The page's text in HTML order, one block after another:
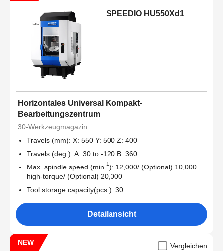
SPEEDIO HU550Xd1
Horizontales Universal Kompakt-
Bearbeitungszentrum
30-Werkzeugmagazin
Travels (mm): X: 550 Y: 500 Z: 400
Travels (deg.): A: 30 to -120 B: 360
Max. spindle speed (min-1 ): 12,000/ (Optional) 10,000
high-torque/ (Optional) 20,000
Tool storage capacity(pcs.): 30
Detailansicht
NEW Vergleichen